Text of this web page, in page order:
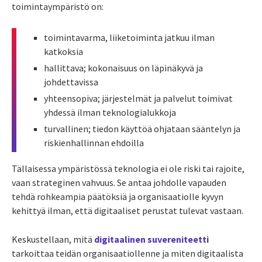
toimintaympäristö on:
toimintavarma, liiketoiminta jatkuu ilman
katkoksia
hallittava; kokonaisuus on läpinäkyvä ja
johdettavissa
yhteensopiva; järjestelmät ja palvelut toimivat
yhdessä ilman teknologialukkoja
turvallinen; tiedon käyttöä ohjataan sääntelyn ja
riskienhallinnan ehdoilla
Tällaisessa ympäristössä teknologia ei ole riski tai rajoite,
vaan strateginen vahvuus. Se antaa johdolle vapauden
tehdä rohkeampia päätöksiä ja organisaatiolle kyvyn
kehittyä ilman, että digitaaliset perustat tulevat vastaan.
Keskustellaan, mitä digitaalinen suvereniteetti
tarkoittaa teidän organisaatiollenne ja miten digitaalista